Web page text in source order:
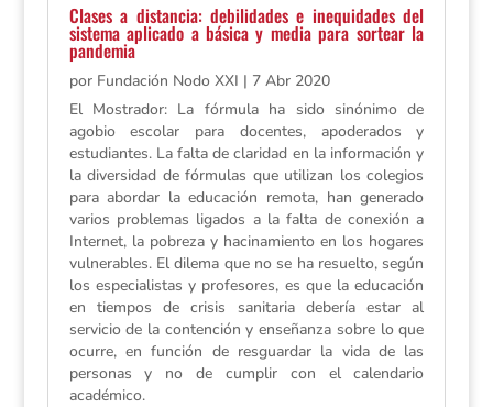
Clases a distancia: debilidades e inequidades del
sistema aplicado a básica y media para sortear la
pandemia
por Fundación Nodo XXI | 7 Abr 2020
El Mostrador: La fórmula ha sido sinónimo de
agobio escolar para docentes, apoderados y
estudiantes. La falta de claridad en la información y
la diversidad de fórmulas que utilizan los colegios
para abordar la educación remota, han generado
varios problemas ligados a la falta de conexión a
Internet, la pobreza y hacinamiento en los hogares
vulnerables. El dilema que no se ha resuelto, según
los especialistas y profesores, es que la educación
en tiempos de crisis sanitaria debería estar al
servicio de la contención y enseñanza sobre lo que
ocurre, en función de resguardar la vida de las
personas y no de cumplir con el calendario
académico.